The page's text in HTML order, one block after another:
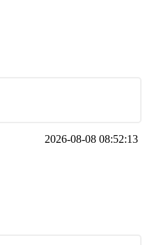
2026-08-08 08:52:13